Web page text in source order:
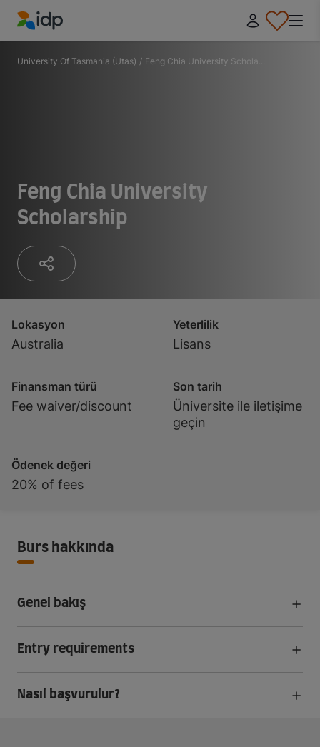
IDP Education
University Of Tasmania (Utas) / Feng Chia University Schola...
Feng Chia University
Scholarship
Lokasyon
Australia
Yeterlilik
Lisans
Finansman türü
Fee waiver/discount
Son tarih
Üniversite ile iletişime
geçin
Ödenek değeri
20% of fees
Burs hakkında
Genel bakış
Entry requirements
Nasıl başvurulur?